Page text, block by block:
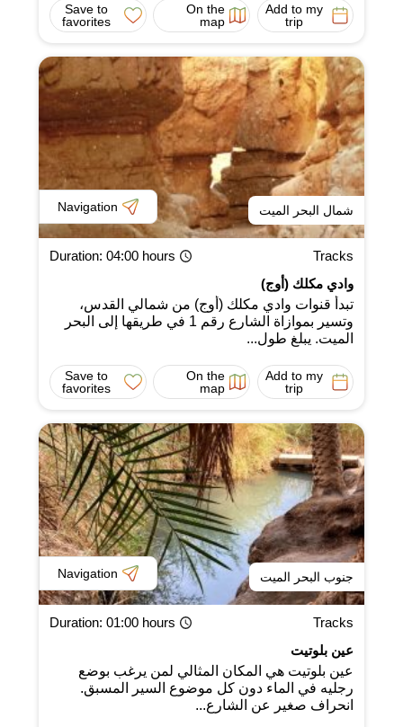
Add to my
trip
On the
map
Save to
favorites
شمال البحر الميت Navigation
Tracks
Duration: 04:00 hours
وادي مكلك (أوج)
تبدأ قنوات وادي مكلك (أوج) من شمالي القدس،
وتسير بموازاة الشارع رقم 1 في طريقها إلى البحر
الميت. يبلغ طول...
Add to my
trip
On the
map
Save to
favorites
جنوب البحر الميت Navigation
Tracks
Duration: 01:00 hours
عين بلوتيت
عين بلوتيت هي المكان المثالي لمن يرغب بوضع
رجليه في الماء دون كل موضوع السير المسبق.
انحراف صغير عن الشارع...